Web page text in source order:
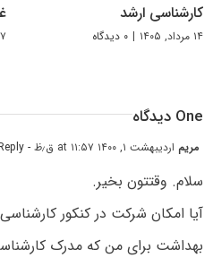
کارشناسی ارشد
۱۴ مرداد, ۱۴۰۵ | ۰ دیدگاه ۷ مرداد, ۱۴۰۵
One دیدگاه
مریم اردیبهشت ۱, ۱۴۰۰ at ۱۱:۵۷ ق٫ظ - Reply
سلام. وقتتون بخیر.
آیا امکان شرکت در کنکور
بهداشت برای من که مدرک